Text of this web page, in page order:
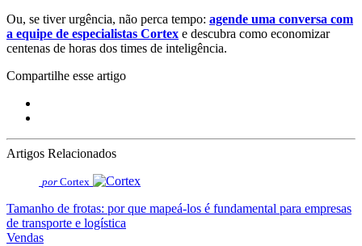
Ou, se tiver urgência, não perca tempo: agende uma conversa com
a equipe de especialistas Cortex e descubra como economizar
centenas de horas dos times de inteligência.
Compartilhe esse artigo
Artigos Relacionados
por Cortex
Tamanho de frotas: por que mapeá-los é fundamental para empresas
de transporte e logística
Vendas